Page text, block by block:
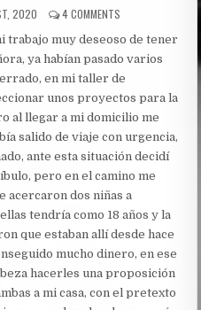
2020 4 COMMENTS
NIÑAS
MUY
ATREVIDAS
trabajo muy deseoso de tener
ya habían pasado varios
en mi taller de
unos proyectos para la
al llegar a mi domicilio me
salido de viaje con urgencia,
ante esta situación decidí
pero en el camino me
acercaron dos niñas a
tendría como 18 años y la
que estaban allí desde hace
mucho dinero, en ese
hacerles una proposición
a mi casa, con el pretexto